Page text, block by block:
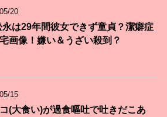
20
永は29年間彼女できず童貞？潔癖症
画像！嫌い＆うざい殺到？
15
コ(大食い)が過食嘔吐で吐きだこあ